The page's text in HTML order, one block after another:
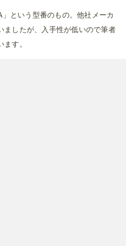
という型番のもの。他社メーカ
ましたが、入手性が低いので筆者
す。